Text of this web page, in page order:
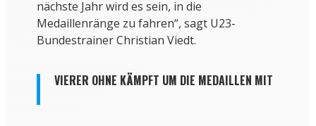
nächste Jahr wird es sein, in die
Medaillenränge zu fahren“, sagt U23-
Bundestrainer Christian Viedt.
VIERER OHNE KÄMPFT UM DIE MEDAILLEN MIT